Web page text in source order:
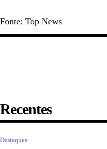
Fonte: Top News
Recentes
Destaques